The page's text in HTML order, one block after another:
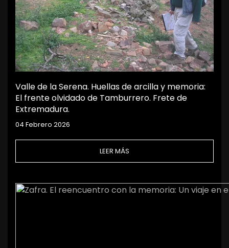
Valle de la Serena. Huellas de arcilla y memoria:
El frente olvidado de Tamburrero. Frete de
Extremadura.
04 Febrero 2026
LEER MÁS